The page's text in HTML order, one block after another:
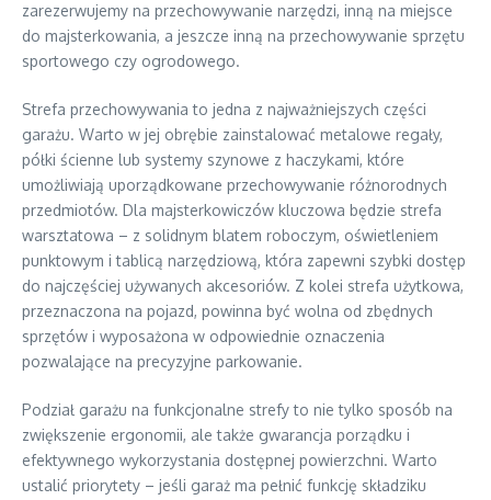
zarezerwujemy na przechowywanie narzędzi, inną na miejsce
do majsterkowania, a jeszcze inną na przechowywanie sprzętu
sportowego czy ogrodowego.
Strefa przechowywania to jedna z najważniejszych części
garażu. Warto w jej obrębie zainstalować metalowe regały,
półki ścienne lub systemy szynowe z haczykami, które
umożliwiają uporządkowane przechowywanie różnorodnych
przedmiotów. Dla majsterkowiczów kluczowa będzie strefa
warsztatowa – z solidnym blatem roboczym, oświetleniem
punktowym i tablicą narzędziową, która zapewni szybki dostęp
do najczęściej używanych akcesoriów. Z kolei strefa użytkowa,
przeznaczona na pojazd, powinna być wolna od zbędnych
sprzętów i wyposażona w odpowiednie oznaczenia
pozwalające na precyzyjne parkowanie.
Podział garażu na funkcjonalne strefy to nie tylko sposób na
zwiększenie ergonomii, ale także gwarancja porządku i
efektywnego wykorzystania dostępnej powierzchni. Warto
ustalić priorytety – jeśli garaż ma pełnić funkcję składziku